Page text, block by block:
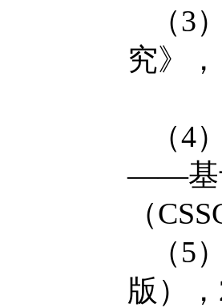
（3
究》
（4
——基
（
（5
版），